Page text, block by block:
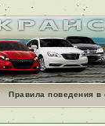
Правила поведения